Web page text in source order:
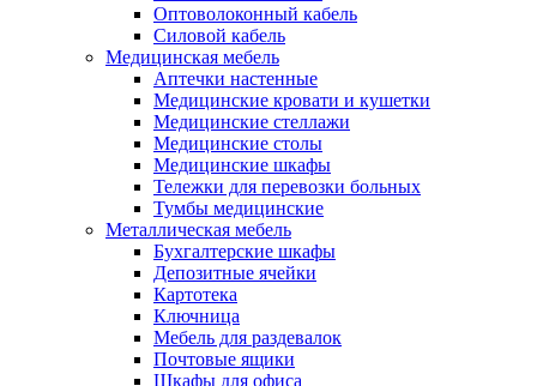
Оптоволоконный кабель
Силовой кабель
Медицинская мебель
Аптечки настенные
Медицинские кровати и кушетки
Медицинские стеллажи
Медицинские столы
Медицинские шкафы
Тележки для перевозки больных
Тумбы медицинские
Металлическая мебель
Бухгалтерские шкафы
Депозитные ячейки
Картотека
Ключница
Мебель для раздевалок
Почтовые ящики
Шкафы для офиса